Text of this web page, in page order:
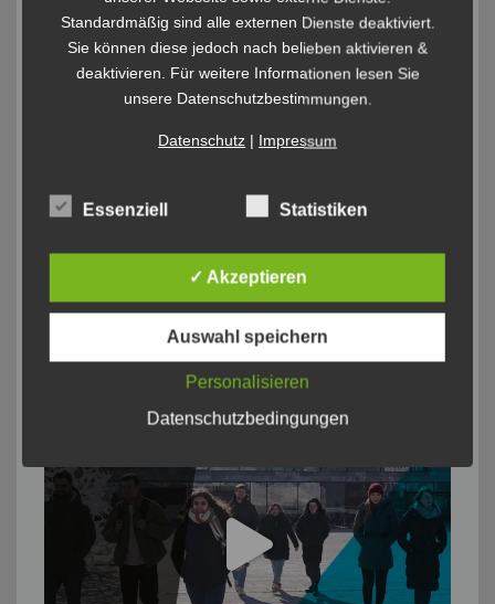
Standardmäßig sind alle externen Dienste deaktiviert.
Sie können diese jedoch nach belieben aktivieren &
deaktivieren. Für weitere Informationen lesen Sie
unsere Datenschutzbestimmungen.
Datenschutz| Impressum
Essenziell Statistiken
✓ Akzeptieren
Auswahl speichern
Personalisieren
Datenschutzbedingungen